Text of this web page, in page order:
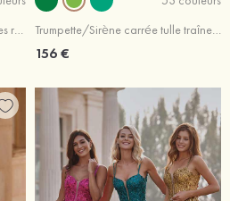
Trapèze métallique sans manches ras du sol robe de bal
Trumpette/Sirène carrée tulle traîne balayage robe de bal
156 €